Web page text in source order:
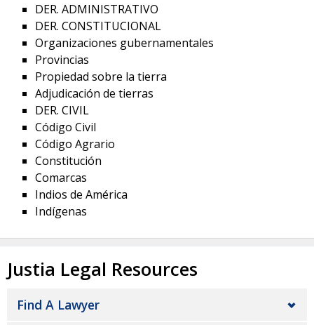
DER. ADMINISTRATIVO
DER. CONSTITUCIONAL
Organizaciones gubernamentales
Provincias
Propiedad sobre la tierra
Adjudicación de tierras
DER. CIVIL
Código Civil
Código Agrario
Constitución
Comarcas
Indios de América
Indígenas
Justia Legal Resources
Find A Lawyer